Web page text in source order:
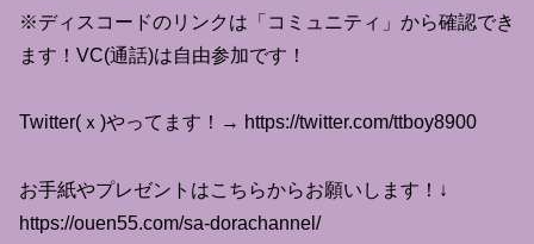
※ディスコードのリンクは「コミュニティ」から確認でき
ます！VC(通話)は自由参加です！
Twitter(ｘ)やってます！→ https://twitter.com/ttboy8900
お手紙やプレゼントはこちらからお願いします！↓
https://ouen55.com/sa-dorachannel/